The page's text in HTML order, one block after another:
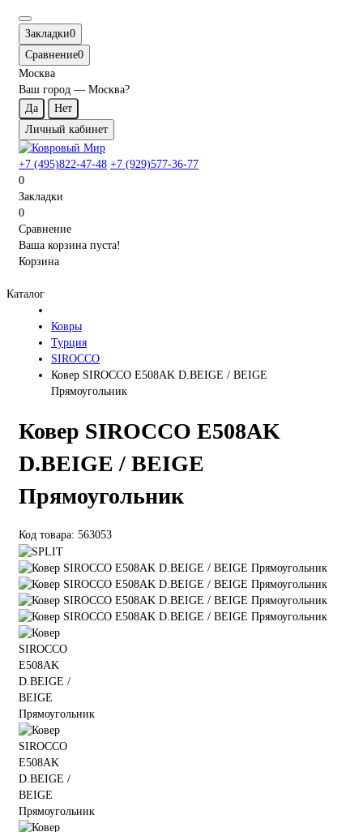
Закладки0
Сравнение0
Москва
Ваш город — Москва?
Личный кабинет
+7 (495)822-47-48 +7 (929)577-36-77
0
Закладки
0
Сравнение
Ваша корзина пуста!
Корзина
Каталог
Ковры
Турция
SIROCCO
Ковер SIROCCO E508AK D.BEIGE / BEIGE
Прямоугольник
Ковер SIROCCO E508AK
D.BEIGE / BEIGE
Прямоугольник
Код товара: 563053